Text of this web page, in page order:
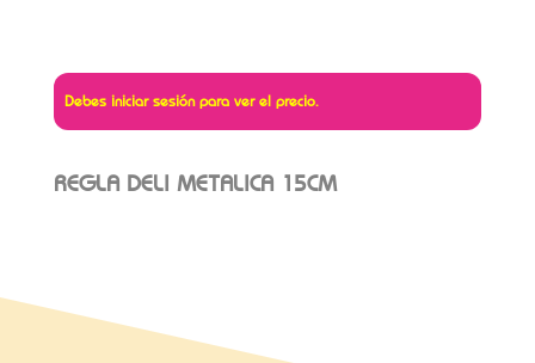
Debes iniciar sesión para ver el precio.
REGLA DELI METALICA 15CM